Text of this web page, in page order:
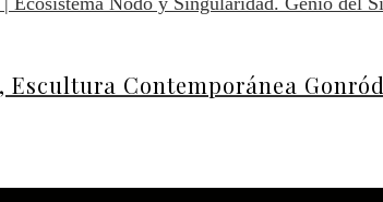
Contemporánea Gonród